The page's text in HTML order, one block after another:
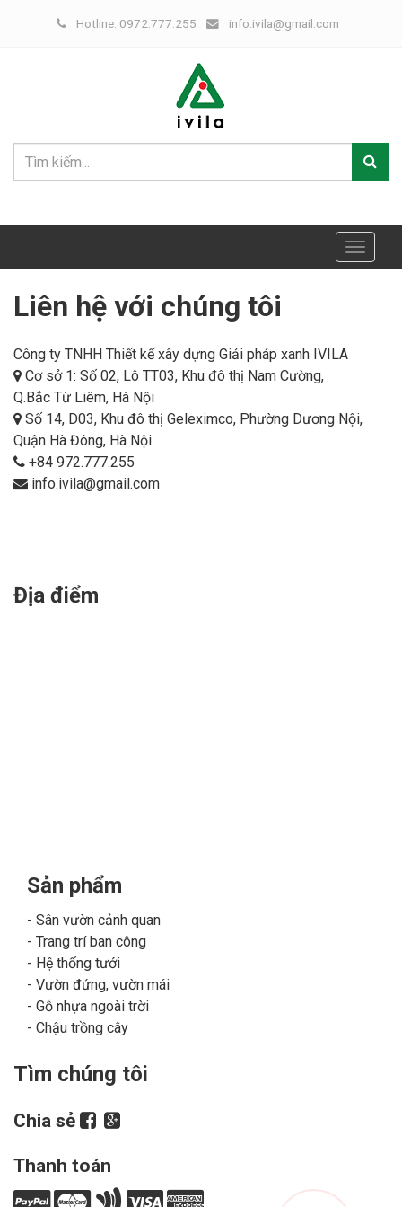
Hotline: 0972.777.255 info.ivila@gmail.com
Toggle
Liên hệ với chúng tôi
Công ty TNHH Thiết kế xây dựng Giải pháp xanh IVILA
Cơ sở 1: Số 02, Lô TT03, Khu đô thị Nam Cường,
Q.Bắc Từ Liêm, Hà Nội
Số 14, D03, Khu đô thị Geleximco, Phường Dương Nội,
Quận Hà Đông, Hà Nội
+84 972.777.255
info.ivila@gmail.com
Địa điểm
Sản phẩm
Sân vườn cảnh quan
Trang trí ban công
Hệ thống tưới
Vườn đứng, vườn mái
Gỗ nhựa ngoài trời
Chậu trồng cây
Tìm chúng tôi
Chia sẻ
Thanh toán